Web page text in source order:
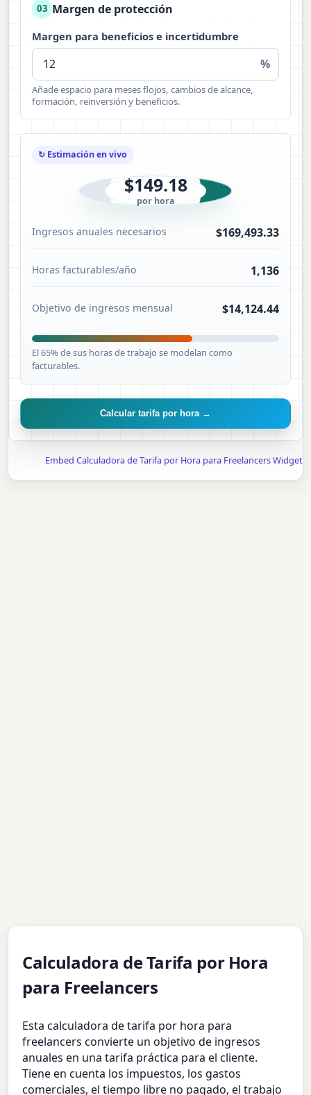
03 Margen de protección
Margen para beneficios e incertidumbre
%
Añade espacio para meses flojos, cambios de alcance,
formación, reinversión y beneficios.
↻ Estimación en vivo
$149.18
por hora
Ingresos anuales necesarios $169,493.33
Horas facturables/año 1,136
Objetivo de ingresos mensual $14,124.44
El 65% de sus horas de trabajo se modelan como
facturables.
Calcular tarifa por hora →
Embed Calculadora de Tarifa por Hora para Freelancers Widget
Calculadora de Tarifa por Hora
para Freelancers
Esta calculadora de tarifa por hora para
freelancers convierte un objetivo de ingresos
anuales en una tarifa práctica para el cliente.
Tiene en cuenta los impuestos, los gastos
comerciales, el tiempo libre no pagado, el trabajo